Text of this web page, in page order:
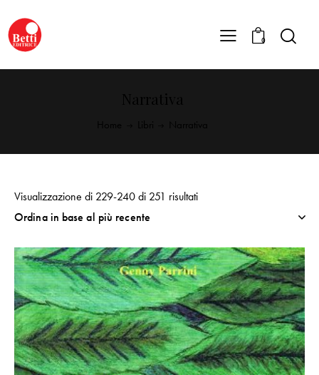
0
Visualizzazione di 229-240 di 251 risultati